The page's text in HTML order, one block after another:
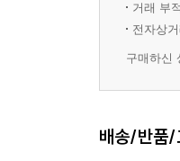
거래 부
전자상
구매하신
배송/반품/